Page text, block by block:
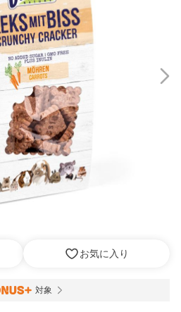
お気に入り
対象